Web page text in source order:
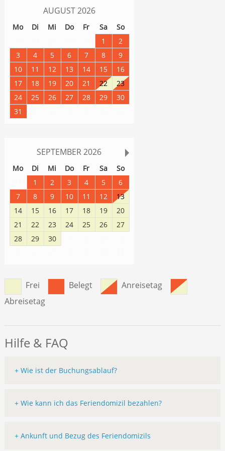
AUGUST2026
Mo Di Mi Do Fr Sa
So
1
2
3
4 5 6 7 8
9
10
11 12 13 14 15
16
17
18 19 20 21 22
23
24
25 26 27 28 29
30
31
SEPTEMBER 2026
Mo Di Mi Do Fr Sa
So
1 2 3 4 5
6
7
8 9 10 11 12
13
14
15 16 17 18 19
20
21
22 23 24 25 26
27
28
29 30
Frei Belegt
Anreisetag
Abreisetag
Hilfe & FAQ
+ Wie ist der Buchungsablauf?
+ Wie kann ich das Feriendomizil bezahlen?
+ Ankunft und Bezug des Feriendomizils